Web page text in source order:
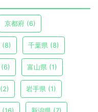
京都府 (6)
(8) 千葉県 (8)
(6) 富山県 (1)
(2) 岩手県 (1)